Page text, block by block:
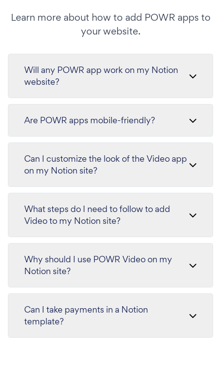
Learn more about how to add POWR apps to
your website.
Will any POWR app work on my Notion
website?
Are POWR apps mobile-friendly?
Can I customize the look of the Video app
on my Notion site?
What steps do I need to follow to add
Video to my Notion site?
Why should I use POWR Video on my
Notion site?
Can I take payments in a Notion
template?